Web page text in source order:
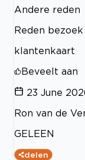
Andere reden
Reden bezoek
klantenkaart
Beveelt aan
23 June
Ron van de
GELEEN
delen